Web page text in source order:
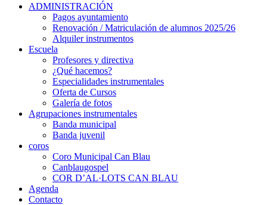
ADMINISTRACIÓN
Pagos ayuntamiento
Renovación / Matriculación de alumnos 2025/26
Alquiler instrumentos
Escuela
Profesores y directiva
¿Qué hacemos?
Especialidades instrumentales
Oferta de Cursos
Galería de fotos
Agrupaciones instrumentales
Banda municipal
Banda juvenil
coros
Coro Municipal Can Blau
Canblaugospel
COR D’AL·LOTS CAN BLAU
Agenda
Contacto